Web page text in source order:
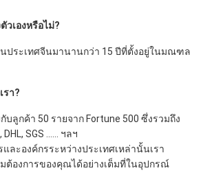
วเองหรือไม่?
นประเทศจีนมานานกว่า 15 ปีที่ตั้งอยู่ในมณฑล
รา?
บลูกค้า 50 รายจาก Fortune 500 ซึ่งรวมถึง
SGS ...... ฯลฯ
ละองค์กรระหว่างประเทศเหล่านั้นเรา
ต้องการของคุณได้อย่างเต็มที่ในอุปกรณ์